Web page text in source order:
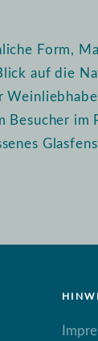
Form,
auf die
Besucher im